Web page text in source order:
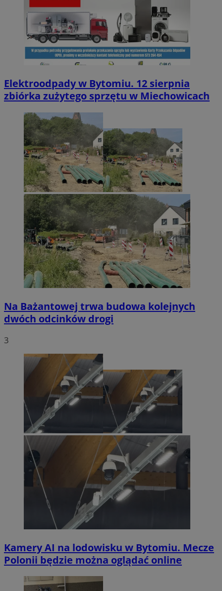
Elektroodpady w Bytomiu. 12 sierpnia
zbiórka zużytego sprzętu w Miechowicach
Na Bażantowej trwa budowa kolejnych
dwóch odcinków drogi
3
Kamery AI na lodowisku w Bytomiu. Mecze
Polonii będzie można oglądać online